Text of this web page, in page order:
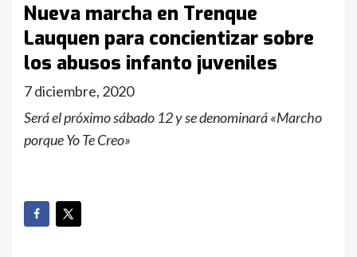
Nueva marcha en Trenque
Lauquen para concientizar sobre
los abusos infanto juveniles
7 diciembre, 2020
Será el próximo sábado 12 y se denominará «Marcho
porque Yo Te Creo»